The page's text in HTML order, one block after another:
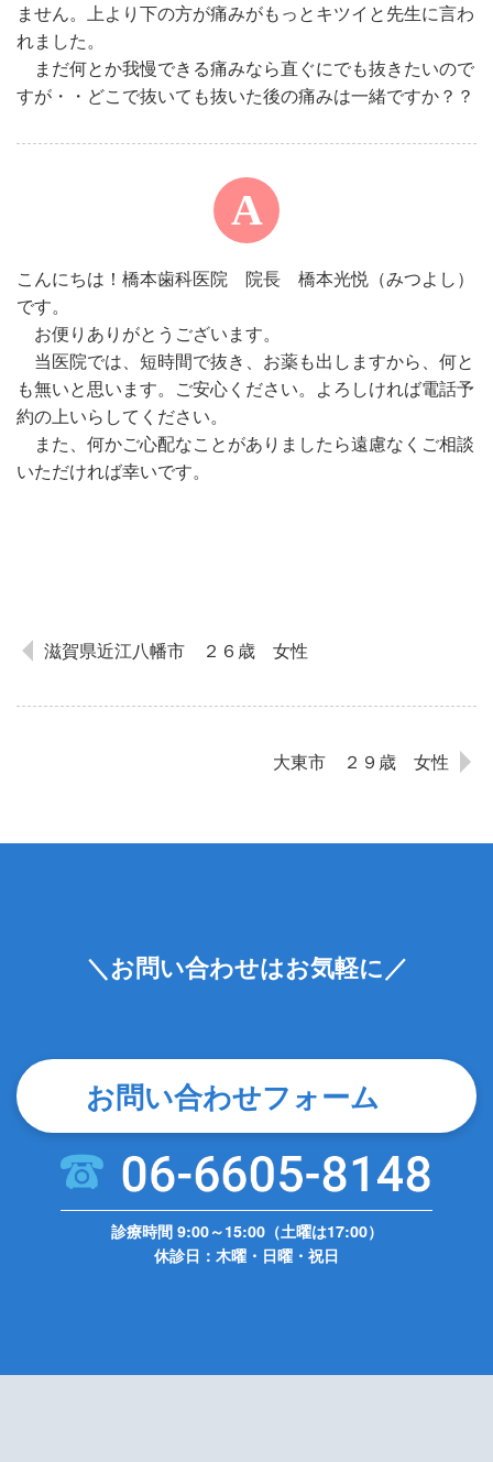
ません。上より下の方が痛みがもっとキツイと先生に言わ
れました。
まだ何とか我慢できる痛みなら直ぐにでも抜きたいので
すが・・どこで抜いても抜いた後の痛みは一緒ですか？？
こんにちは！橋本歯科医院 院長 橋本光悦（みつよし）
です。
お便りありがとうございます。
当医院では、短時間で抜き、お薬も出しますから、何と
も無いと思います。ご安心ください。よろしければ電話予
約の上いらしてください。
また、何かご心配なことがありましたら遠慮なくご相談
いただければ幸いです。
滋賀県近江八幡市 ２６歳 女性
大東市 ２９歳 女性
＼お問い合わせはお気軽に／
お問い合わせフォーム
診療時間 9:00～15:00（土曜は17:00）
休診日：木曜・日曜・祝日